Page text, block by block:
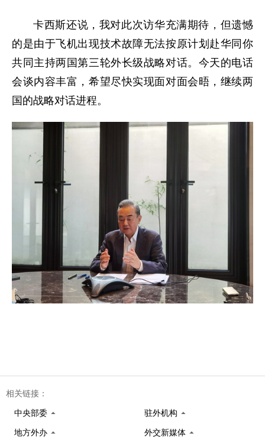
卡西斯还说，我对此次访华充满期待，但遗憾
的是由于飞机出现技术故障无法按原计划赴华同你
共同主持两国第三轮外长级战略对话。今天的电话
会谈内容丰富，希望尽快实现面对面会晤，继续两
国的战略对话进程。
相关链接：
中央部委 驻外机构
地方外办 外交新媒体